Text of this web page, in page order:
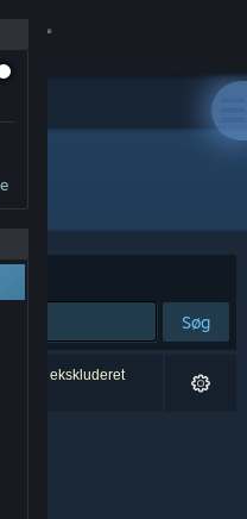
Søg
blevet ekskluderet